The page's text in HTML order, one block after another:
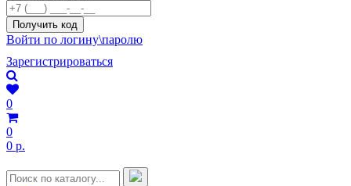
Войти по логину\паролю
Зарегистрироваться
0
0
0 р.